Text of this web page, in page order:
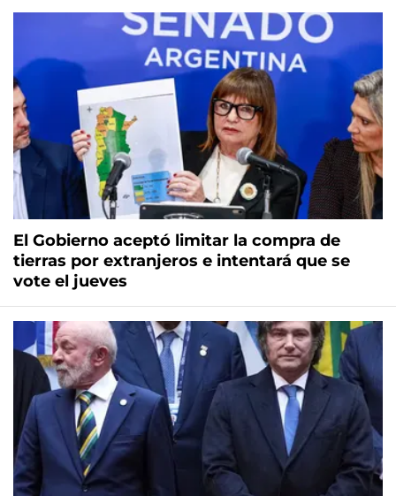
El Gobierno aceptó limitar la compra de
tierras por extranjeros e intentará que se
vote el jueves